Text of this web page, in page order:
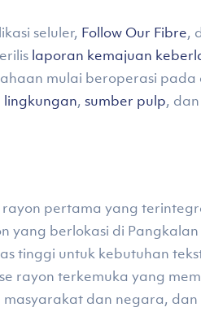
seluler, Follow Our Fibre,
laporan kemajuan
mulai beroperasi
, sumber pulp, dan
pertama yang
yang berlokasi di
tinggi untuk kebutuhan
rayon terkemuka yang
dan negara,